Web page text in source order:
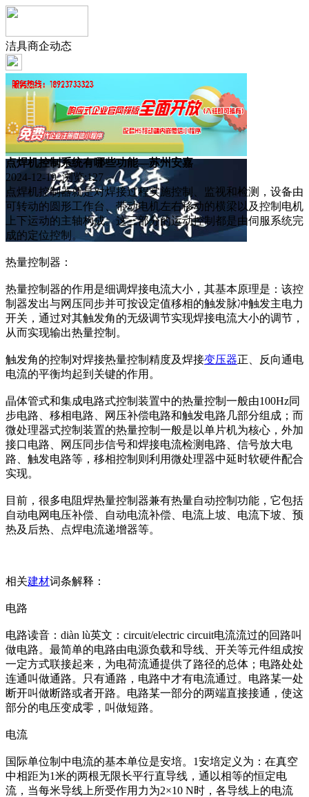
洁具商企动态
点焊机控制系统有哪些功能—苏州安嘉
2024-12-19 浏览:127
点焊机控制器就是对焊接过程实施控制、监视和检测，设备由
可转动的圆形工作台、带动电机左右移动的横梁以及控制电机
上下运动的主轴构成。这三部分的运动控制都是由伺服系统完
成的定位控制。
热量控制器：
热量控制器的作用是细调焊接电流大小，其基本原理是：该控
制器发出与网压同步并可按设定值移相的触发脉冲触发主电力
开关，通过对其触发角的无级调节实现焊接电流大小的调节，
从而实现输出热量控制。
触发角的控制对焊接热量控制精度及焊接变压器正、反向通电
电流的平衡均起到关键的作用。
晶体管式和集成电路式控制装置中的热量控制一般由100Hz同
步电路、移相电路、网压补偿电路和触发电路几部分组成；而
微处理器式控制装置的热量控制一般是以单片机为核心，外加
接口电路、网压同步信号和焊接电流检测电路、信号放大电
路、触发电路等，移相控制则利用微处理器中延时软硬件配合
实现。
目前，很多电阻焊热量控制器兼有热量自动控制功能，它包括
自动电网电压补偿、自动电流补偿、电流上坡、电流下坡、预
热及后热、点焊电流递增器等。
相关建材词条解释：
电路
电路读音：diàn lù英文：circuit/electric circuit电流流过的回路叫
做电路。最简单的电路由电源负载和导线、开关等元件组成按
一定方式联接起来，为电荷流通提供了路径的总体；电路处处
连通叫做通路。只有通路，电路中才有电流通过。电路某一处
断开叫做断路或者开路。电路某一部分的两端直接接通，使这
部分的电压变成零，叫做短路。
电流
国际单位制中电流的基本单位是安培。1安培定义为：在真空
中相距为1米的两根无限长平行直导线，通以相等的恒定电
流，当每米导线上所受作用力为2×10 N时，各导线上的电流